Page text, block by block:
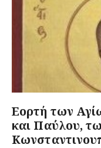
Εορτή των
και Παύλου,